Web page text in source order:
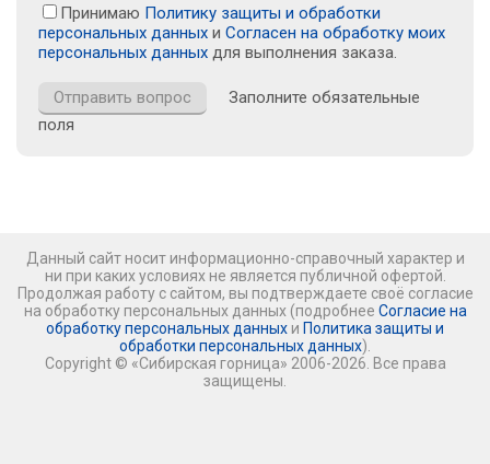
Принимаю Политику защиты и обработки
персональных данных и Согласен на обработку моих
персональных данных для выполнения заказа.
Заполните обязательные
поля
Данный сайт носит информационно-справочный характер и
ни при каких условиях не является публичной офертой.
Продолжая работу с сайтом, вы подтверждаете своё согласие
на обработку персональных данных (подробнее Согласие на
обработку персональных данных и Политика защиты и
обработки персональных данных).
Copyright © «Сибирская горница» 2006-2026. Все права
защищены.